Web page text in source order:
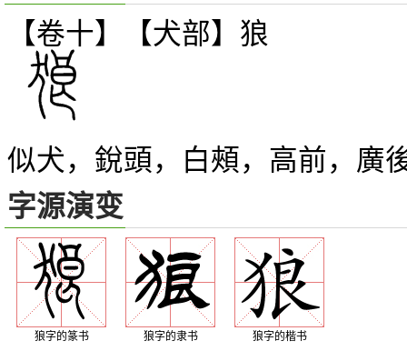
【卷十】【犬部】 狼
似犬，銳頭，白頰，高前，廣
字源演变
狼字的篆书 狼字的隶书 狼字的楷书